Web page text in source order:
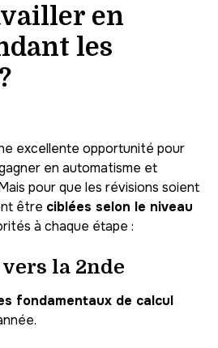
en
les
excellente opportunité pour
en automatisme et
pour que les révisions soient
être ciblées selon le niveau
à chaque étape :
la 2nde
fondamentaux de calcul